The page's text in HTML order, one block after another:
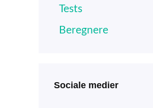
Tests
Beregnere
Sociale medier